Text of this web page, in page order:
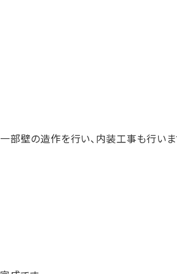
一部壁の造作を行い、内装工事も行いま